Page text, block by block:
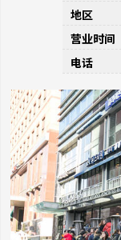
地区
营业时间
电话